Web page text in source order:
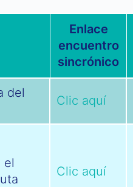
Enlace
encuentro
sincrónico
del
Clic aquí
el
Clic aquí